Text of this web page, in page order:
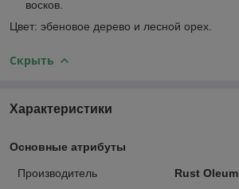
восков.
Цвет: эбеновое дерево и лесной орех.
Скрыть
Характеристики
Основные атрибуты
Производитель
Rust Oleum